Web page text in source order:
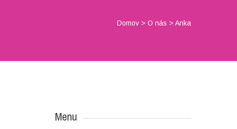
Domov >O nás >Anka
Menu